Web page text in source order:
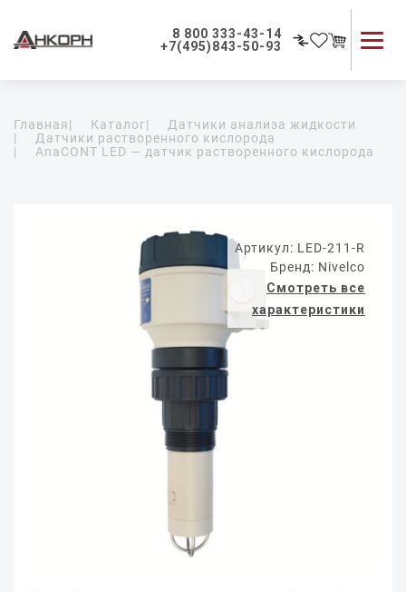
8 800 333-43-14
+7(495)843-50-93
Применение приборов
Как мы работаем
Главная| Каталог|
Датчики анализа жидкости
|
Датчики растворенного кислорода
|
AnaCONT LED — датчик растворенного кислорода
Артикул: LED-211-R
Бренд: Nivelco
Смотреть все
характеристики